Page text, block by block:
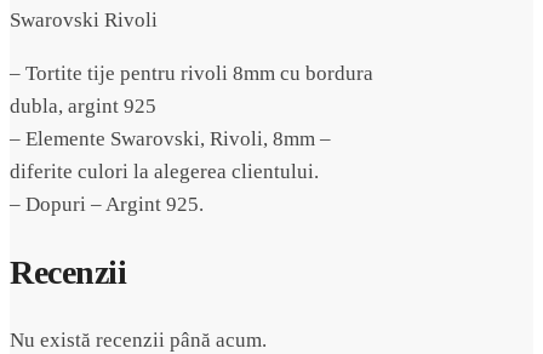
Swarovski Rivoli
– Tortite tije pentru rivoli 8mm cu bordura
dubla, argint 925
– Elemente Swarovski, Rivoli, 8mm –
diferite culori la alegerea clientului.
– Dopuri – Argint 925.
Recenzii
Nu există recenzii până acum.